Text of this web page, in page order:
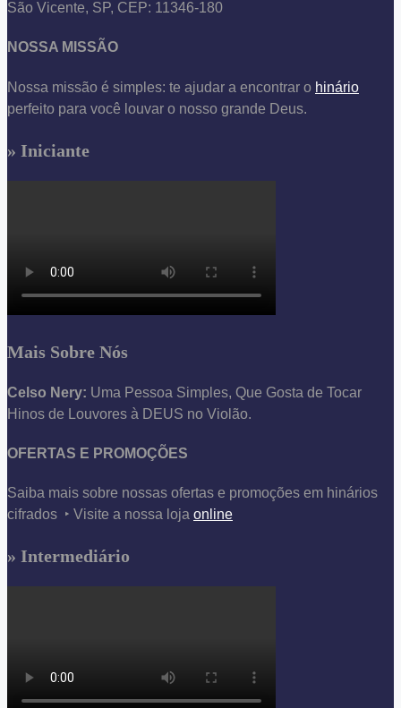
São Vicente, SP, CEP: 11346-180
NOSSA MISSÃO
Nossa missão é simples: te ajudar a encontrar o hinário
perfeito para você louvar o nosso grande Deus.
» Iniciante
Mais Sobre Nós
Celso Nery: Uma Pessoa Simples, Que Gosta de Tocar
Hinos de Louvores à DEUS no Violão.
OFERTAS E PROMOÇÕES
Saiba mais sobre nossas ofertas e promoções em hinários
cifrados ‣ Visite a nossa loja online
» Intermediário